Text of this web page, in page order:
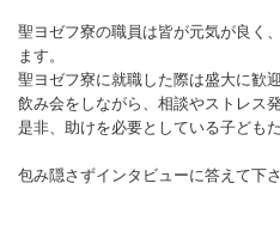
聖ヨゼフ寮の職員は皆が元気が良く
ます。
聖ヨゼフ寮に就職した際は盛大に歓
飲み会をしながら、相談やストレス
是非、助けを必要としている子ども
包み隠さずインタビューに答えて下